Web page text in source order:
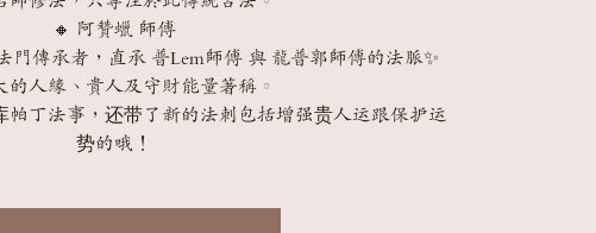
🔸 阿贊蠟 師傅
門傳承者，直承 普Lem師傅 與 龍普郭師傅的法脈✨
的人緣、貴人及守財能量著稱。
帕丁法事，还带了新的法刺包括增强贵人运跟保护运
势的哦！